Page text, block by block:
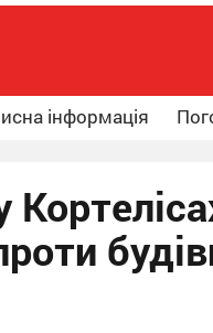
інформація